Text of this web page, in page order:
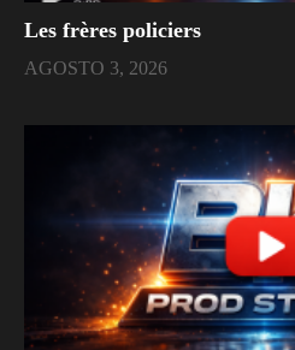
Les frères policiers
AGOSTO 3, 2026